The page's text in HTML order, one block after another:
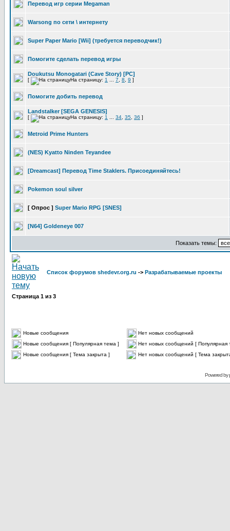
Перевод игр серии Megaman
Warsong по сети \ интернету
Super Paper Mario [Wii] (требуется переводчик!)
Помогите сделать перевод игры
Doukutsu Monogatari (Cave Story) [PC]
[ На страницу: 1 7 8 9 ]
Помогите добить перевод
Landstalker [SEGA GENESIS]
[ На страницу: 1 34 35 36 ]
Metroid Prime Hunters
(NES) Kyatto Ninden Teyandee
[Dreamcast] Перевод Time Staklers. Присоединяйтесь!
Pokemon soul silver
[ Опрос ] Super Mario RPG [SNES]
[N64] Goldeneye 007
Показать темы:
Список форумов shedevr.org.ru -> Разрабатываемые проекты
Страница 1 из 3
Новые сообщения
Нет новых сообщений
Новые сообщения [ Популярная тема ]
Нет новых сообщений [ Популярная
Новые сообщения [ Тема закрыта ]
Нет новых сообщений [ Тема
Powered by